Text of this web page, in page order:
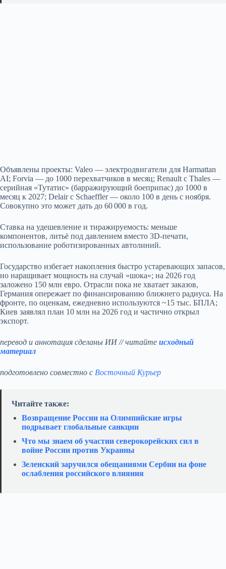
Объявлены проекты: Valeo — электродвигатели для Harmattan
AI; Forvia — до 1000 перехватчиков в месяц; Renault с Thales —
серийная «Тутатис» (барражирующий боеприпас) до 1000 в
месяц к 2027; Delair с Schaeffler — около 100 в день с ноября.
Совокупно это может дать до 60 000 в год.
Ставка на удешевление и тиражируемость: меньше
компонентов, литьё под давлением вместо 3D‑печати,
использование роботизированных автолиний.
Государство избегает накопления быстро устаревающих запасов,
но наращивает мощность на случай «шока»; на 2026 год
заложено 150 млн евро. Отрасли пока не хватает заказов,
Германия опережает по финансированию ближнего радиуса. На
фронте, по оценкам, ежедневно используются ~15 тыс. БПЛА;
Киев заявлял план 10 млн на 2026 год и частично открыл
экспорт.
перевод и аннотация сделаны ИИ // читайте исходный
материал
подготовлено совместно с Восточный Курьер
Читайте также:
Возвращение России на Олимпийские игры
подрывает глобальные санкции
Что мы знаем об участии северокорейских сил в
войне России против Украины
Зеленский заручился обещаниями Сербии на фоне
ослабления российского влияния